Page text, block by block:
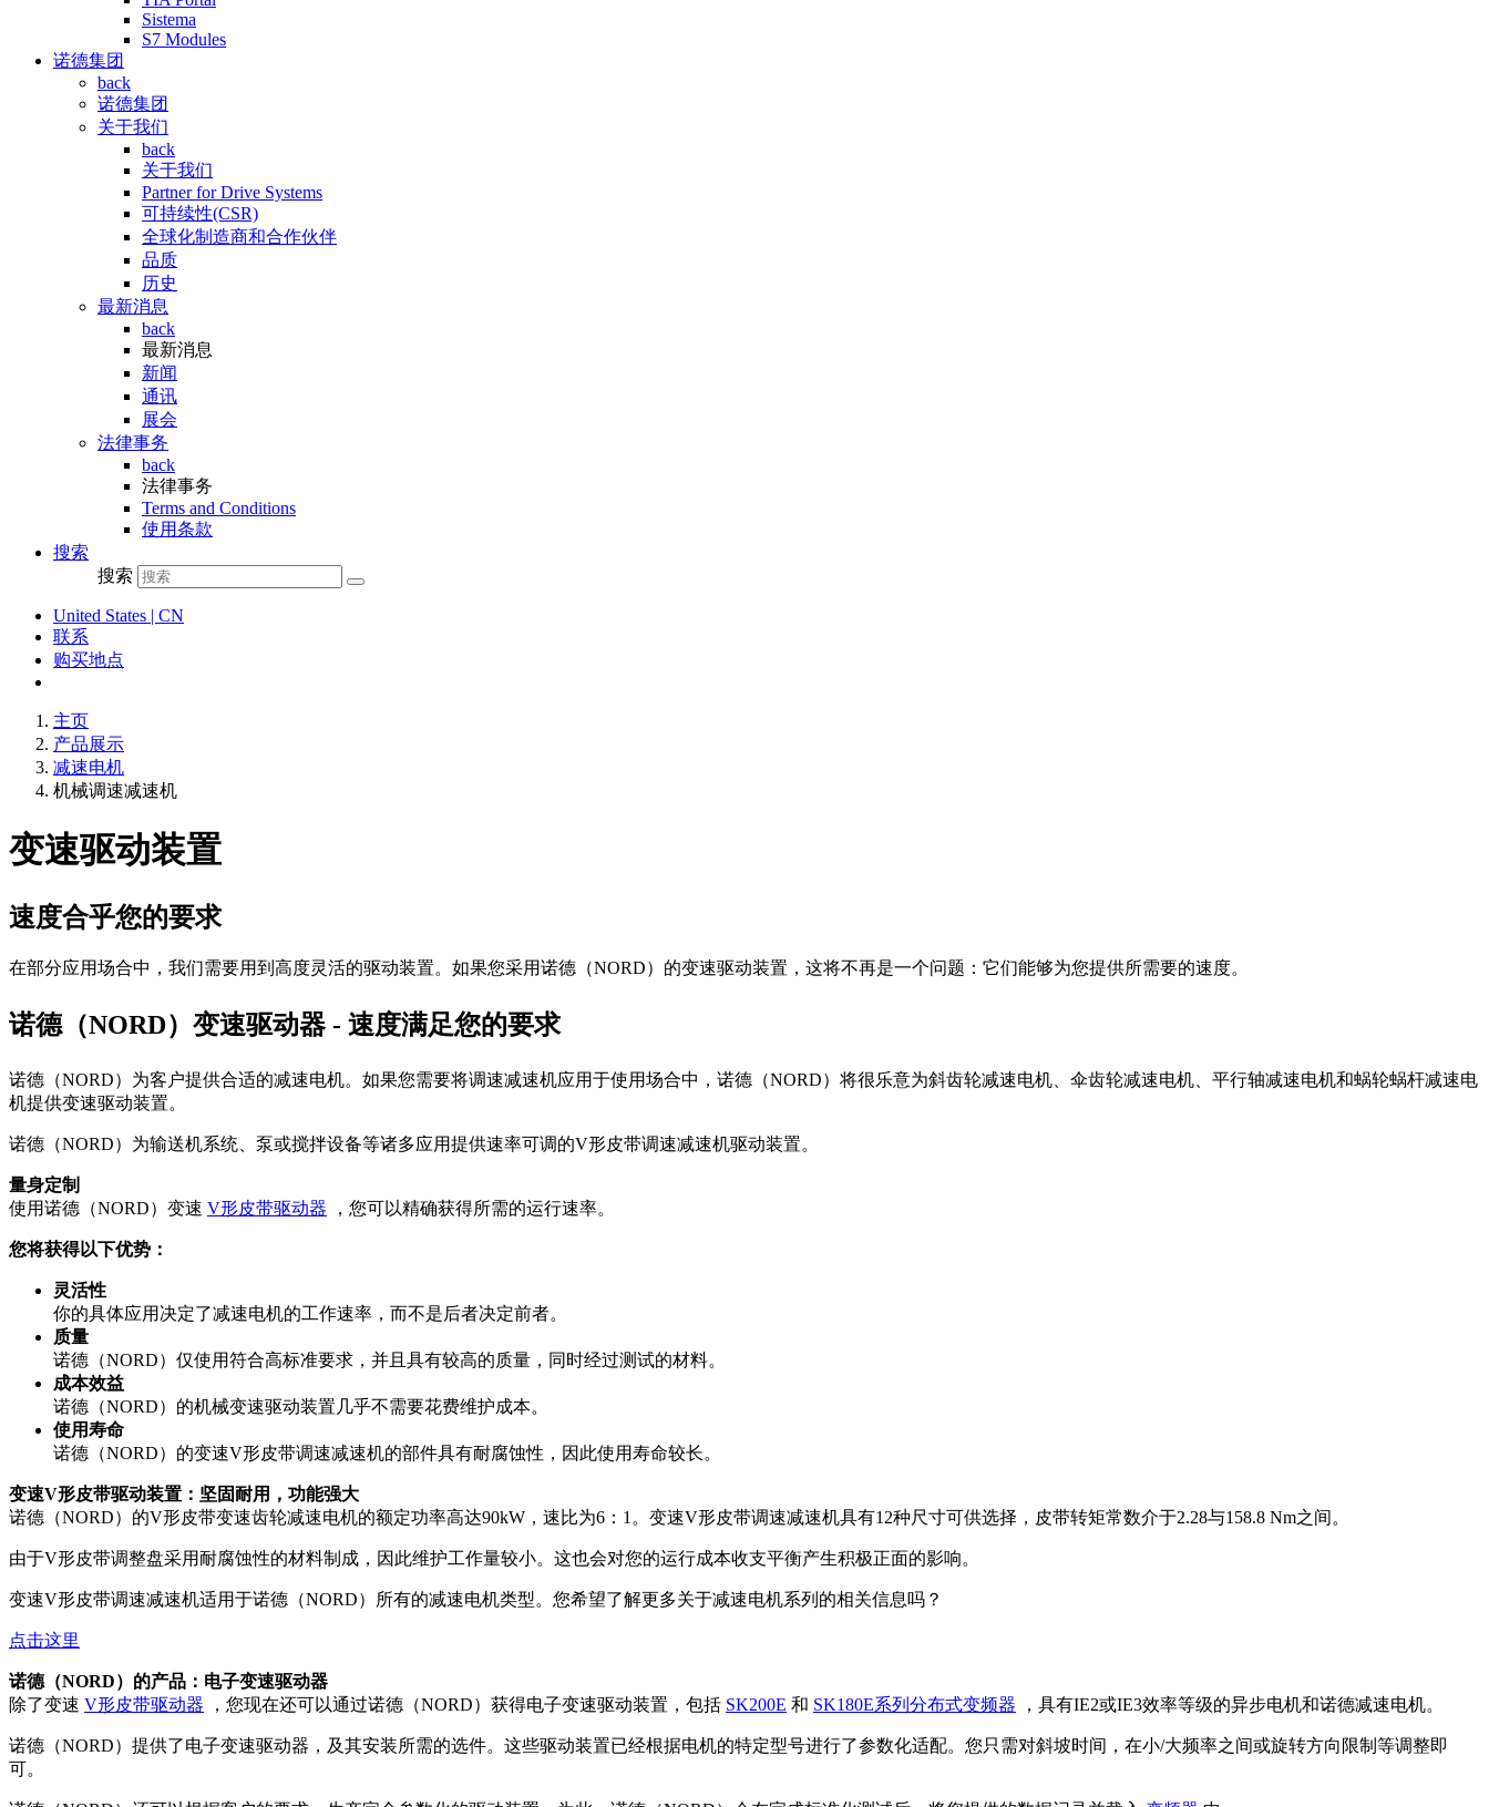
Sistema
S7 Modules
诺德集团
back
诺德集团
关于我们
back
关于我们
Partner for Drive Systems
可持续性(CSR)
全球化制造商和合作伙伴
品质
历史
最新消息
back
最新消息
新闻
通讯
展会
法律事务
back
法律事务
Terms and Conditions
使用条款
搜索
搜索
United States | CN
联系
购买地点
主页
产品展示
减速电机
机械调速减速机
变速驱动装置
速度合乎您的要求
在部分应用场合中，我们需要用到高度灵活的驱动装置。如果您采用诺德（NORD）的变速驱动装置，这将不再是一个问题：它们能够为您提供所需要的速度。
诺德（NORD）变速驱动器 - 速度满足您的要求
诺德（NORD）为客户提供合适的减速电机。如果您需要将调速减速机应用于使用场合中，诺德（NORD）将很乐意为斜齿轮减速电机、伞齿轮减速电机、平行轴减速电机和蜗轮蜗杆减速电
机提供变速驱动装置。
诺德（NORD）为输送机系统、泵或搅拌设备等诸多应用提供速率可调的V形皮带调速减速机驱动装置。
量身定制
使用诺德（NORD）变速 V形皮带驱动器 ，您可以精确获得所需的运行速率。
您将获得以下优势：
灵活性
你的具体应用决定了减速电机的工作速率，而不是后者决定前者。
质量
诺德（NORD）仅使用符合高标准要求，并且具有较高的质量，同时经过测试的材料。
成本效益
诺德（NORD）的机械变速驱动装置几乎不需要花费维护成本。
使用寿命
诺德（NORD）的变速V形皮带调速减速机的部件具有耐腐蚀性，因此使用寿命较长。
变速V形皮带驱动装置：坚固耐用，功能强大
诺德（NORD）的V形皮带变速齿轮减速电机的额定功率高达90kW，速比为6：1。变速V形皮带调速减速机具有12种尺寸可供选择，皮带转矩常数介于2.28与158.8 Nm之间。
由于V形皮带调整盘采用耐腐蚀性的材料制成，因此维护工作量较小。这也会对您的运行成本收支平衡产生积极正面的影响。
变速V形皮带调速减速机适用于诺德（NORD）所有的减速电机类型。您希望了解更多关于减速电机系列的相关信息吗？
点击这里
诺德（NORD）的产品：电子变速驱动器
除了变速 V形皮带驱动器 ，您现在还可以通过诺德（NORD）获得电子变速驱动装置，包括 SK200E 和 SK180E系列分布式变频器 ，具有IE2或IE3效率等级的异步电机和诺德减速电机。
诺德（NORD）提供了电子变速驱动器，及其安装所需的选件。这些驱动装置已经根据电机的特定型号进行了参数化适配。您只需对斜坡时间，在小/大频率之间或旋转方向限制等调整即
可。